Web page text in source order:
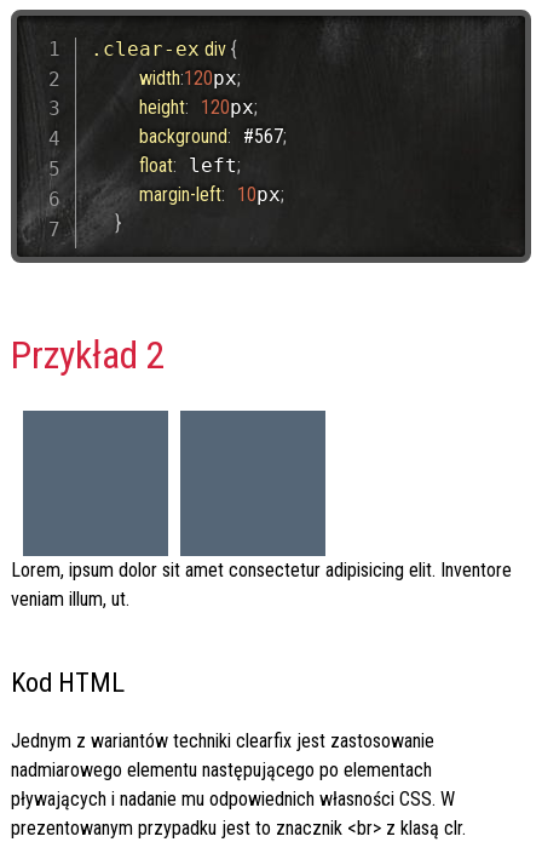
.clear-ex div {
width:120px;
height: 120px;
background: #567;
float: left;
margin-left: 10px;
}
Przykład 2
Lorem, ipsum dolor sit amet consectetur adipisicing elit. Inventore
veniam illum, ut.
Kod HTML
Jednym z wariantów techniki clearfix jest zastosowanie
nadmiarowego elementu następującego po elementach
pływających i nadanie mu odpowiednich własności CSS. W
prezentowanym przypadku jest to znacznik <br> z klasą clr.